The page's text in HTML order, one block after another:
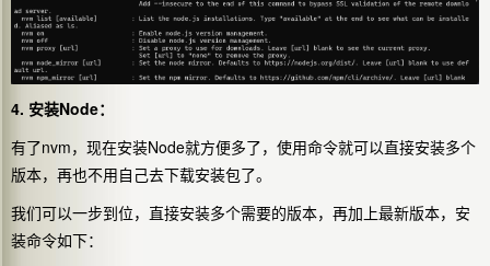
4. 安装Node：
有了nvm，现在安装Node就方便多了，使用命令就可以直接安装多个
版本，再也不用自己去下载安装包了。
我们可以一步到位，直接安装多个需要的版本，再加上最新版本，安
装命令如下：